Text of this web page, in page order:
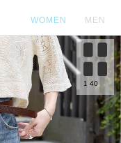
WOMEN MEN
1 40